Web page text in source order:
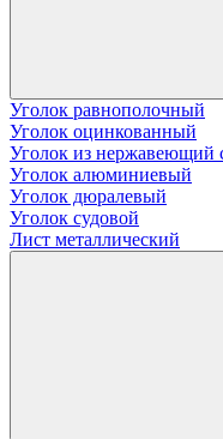
Уголок равнополочный
Уголок оцинкованный
Уголок из нержавеющий
Уголок алюминиевый
Уголок дюралевый
Уголок судовой
Лист металлический